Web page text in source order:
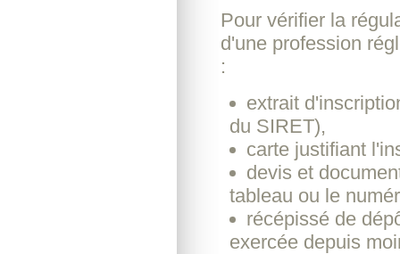
Pour vérifier la
d'une profession
:
extrait
du SIRET),
carte justifiant
devis et
tableau ou le
récépissé de
exercée depuis